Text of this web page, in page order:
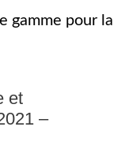
gamme pour la
et
–